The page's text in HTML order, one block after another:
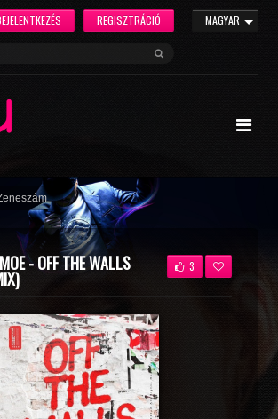
MAGYAR
REGISZTRÁCIÓ
- OFF THE WALLS 3